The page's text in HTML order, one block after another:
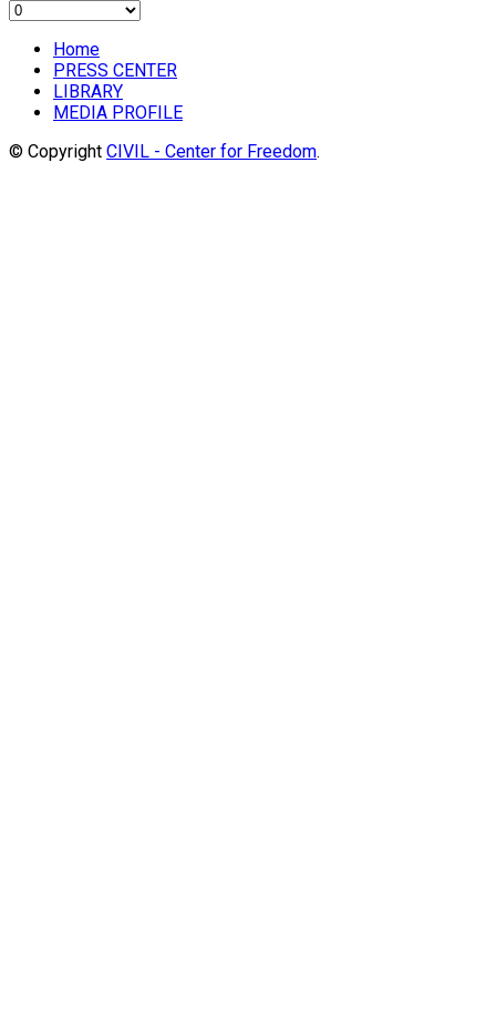
Archives
Home
PRESS CENTER
LIBRARY
MEDIA PROFILE
© Copyright CIVIL - Center for Freedom.